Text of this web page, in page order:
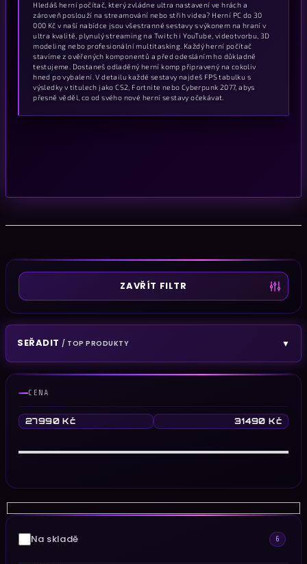
Hledáš herní počítač, který zvládne ultra nastavení ve hrách a
zároveň poslouží na streamování nebo střih videa? Herní PC do 30
000 Kč v naší nabídce jsou všestranné sestavy s výkonem na hraní v
ultra kvalitě, plynulý streaming na Twitch i YouTube, videotvorbu, 3D
modeling nebo profesionální multitasking. Každý herní počítač
stavíme z ověřených komponentů a před odesláním ho důkladně
testujeme. Dostaneš odladěný herní komp připravený na cokoliv
hned po vybalení. V detailu každé sestavy najdeš FPS tabulku s
výsledky v titulech jako CS2, Fortnite nebo Cyberpunk 2077, abys
přesně věděl, co od svého nové herní sestavy očekávat.
ZAVŘÍT FILTR
SEŘADIT / TOP PRODUKTY ▼
CENA
27990 Kč 31490 Kč
Na skladě 6